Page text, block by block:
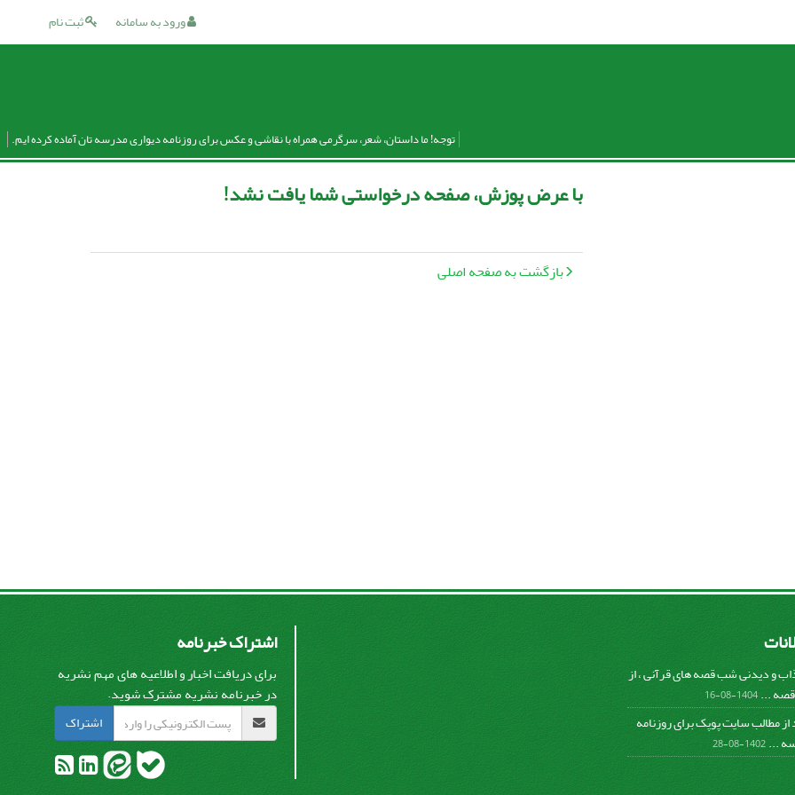
ثبت نام ورود به سامانه
توجه! ما داستان، شعر، سرگرمی همراه با نقاشی و عکس برای روزنامه دیواری مدرسه تان آماده کرده ایم.
با عرض پوزش، صفحه درخواستی شما یافت نشد!
بازگشت به صفحه اصلی
و دیدنی شب قصه های قرآنی ، از
...
1404-08-16
از مطالب سایت پوپک برای روزنامه
...
1402-08-28
اشتراک خبرنامه
برای دریافت اخبار و اطلاعیه های مهم نشریه
در خبرنامه نشریه مشترک شوید.
اشتراک